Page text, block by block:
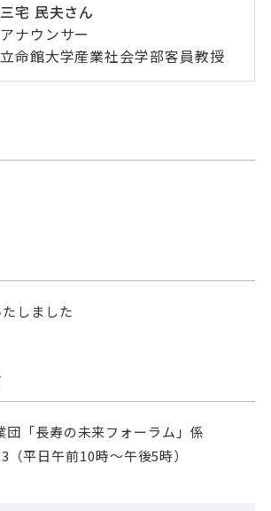
三宅 民夫さん
アナウンサー
立命館大学産業社会学部客員教授
しました
「長寿の未来フォーラム」係
平日午前10時～午後5時）